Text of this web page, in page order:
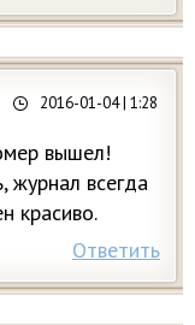
2016-01-04| 1:28
вышел!
журнал всегда
красиво.
Ответить